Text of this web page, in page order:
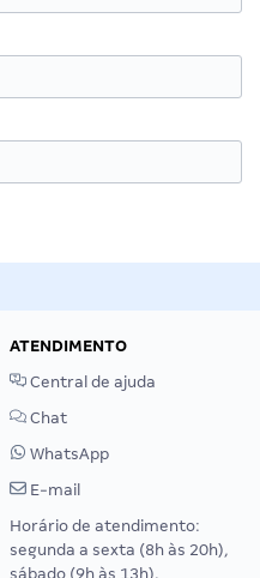
ATENDIMENTO
Central de ajuda
Chat
WhatsApp
E-mail
Horário de atendimento:
segunda a sexta (8h às 20h),
sábado (9h às 13h).